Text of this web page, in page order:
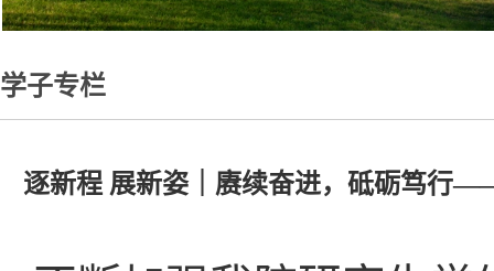
学子专栏
逐新程 展新姿｜赓续奋进，砥砺笃行